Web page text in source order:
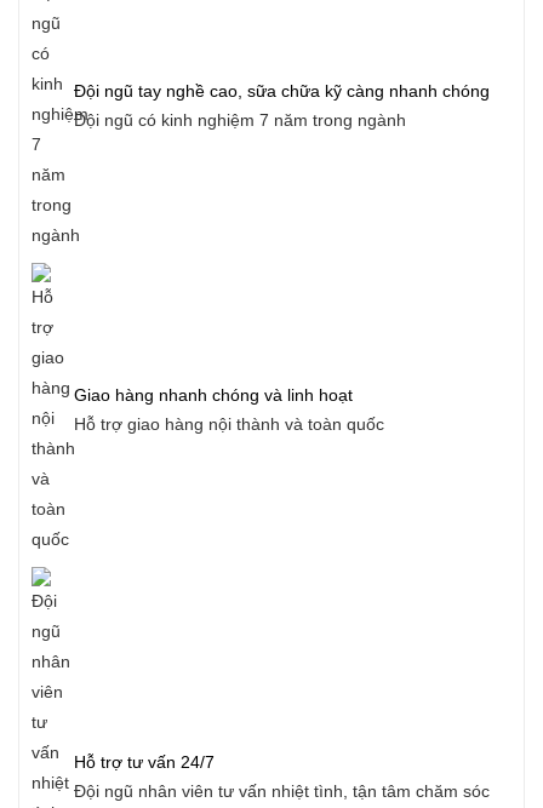
Đội ngũ tay nghề cao, sữa chữa kỹ càng nhanh chóng
Đội ngũ có kinh nghiệm 7 năm trong ngành
Giao hàng nhanh chóng và linh hoạt
Hỗ trợ giao hàng nội thành và toàn quốc
Hỗ trợ tư vấn 24/7
Đội ngũ nhân viên tư vấn nhiệt tình, tận tâm chăm sóc